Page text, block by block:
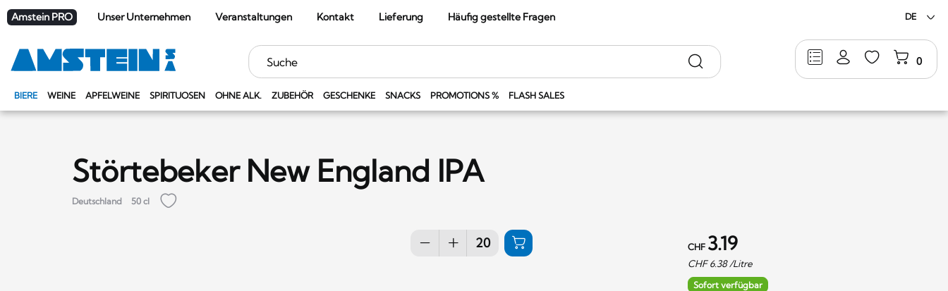
Amstein PRO Unser Unternehmen Veranstaltungen Kontakt Lieferung Häufig gestellte Fragen DE
BIERE WEINE APFELWEINE SPIRITUOSEN OHNE ALK. ZUBEHÖR GESCHENKE SNACKS PROMOTIONS % FLASH SALES
0
Stichwörter Suche
Störtebeker New England IPA
Deutschland 50 cl
CHF 3.19
CHF6.38/Litre
Sofort verfügbar